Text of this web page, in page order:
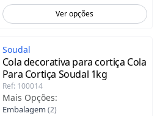
Ver opções
Soudal
Cola decorativa para cortiça Cola
Para Cortiça Soudal 1kg
Ref: 100014
Mais Opções:
Embalagem (2)